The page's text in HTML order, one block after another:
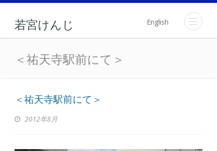
若宮けんじ English
＜祐天寺駅前にて＞
＜祐天寺駅前にて＞
＜祐天寺駅前にて＞
2012年8月